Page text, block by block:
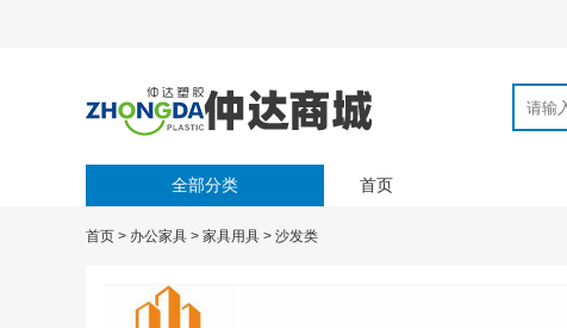
全部分类 首页
首页 > 办公家具 > 家具用具 > 沙发类